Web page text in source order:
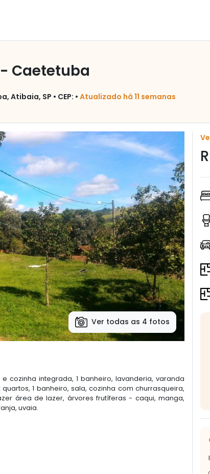
Caetetuba
Atibaia, SP • CEP: • Atualizado há 11 semanas
Ver todas as 4 fotos
cozinha integrada, 1 banheiro, lavanderia, varanda
1 banheiro, sala, cozinha com churrasqueira,
área de lazer, árvores frutíferas - caqui, manga,
uvaia.